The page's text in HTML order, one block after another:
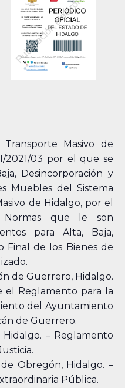
Masivo de
2021/03 por el que se
Desincorporación y
Muebles del Sistema
de Hidalgo, por el
que le son
para Alta, Baja,
Final de los Bienes de
de Guerrero, Hidalgo.
el Reglamento para la
del Ayuntamiento
de Guerrero.
Hidalgo. – Reglamento
Obregón, Hidalgo. –
Pública.